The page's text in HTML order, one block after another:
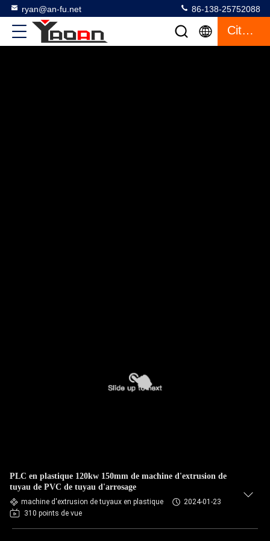
ryan@an-fu.net 86-138-25752088
Citation
PLC en plastique 120kw 150mm de machine d'extrusion de
tuyau de PVC de tuyau d'arrosage
machine d'extrusion de tuyaux en plastique
2024-01-23
310 points de vue